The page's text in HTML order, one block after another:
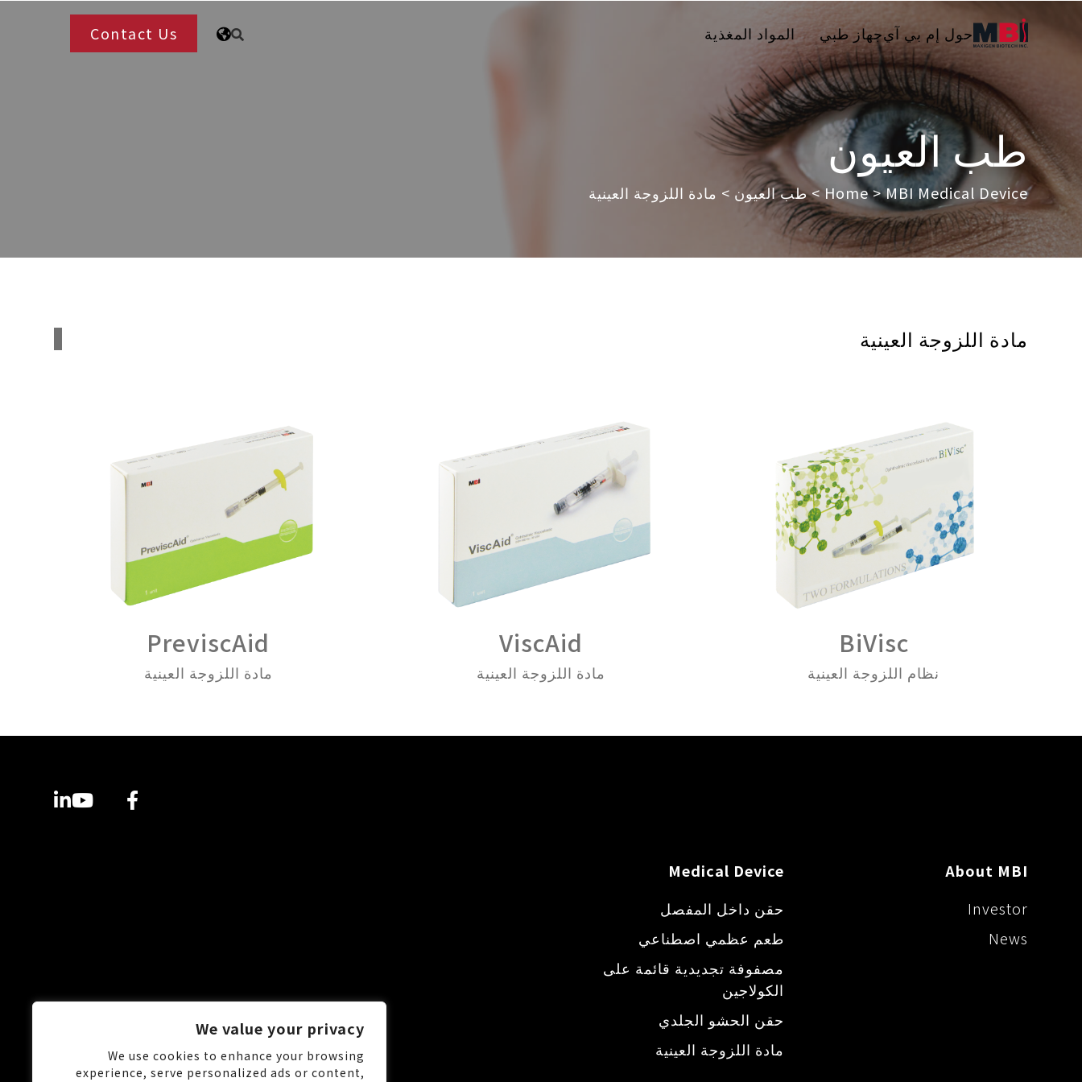
We value your privacy
We use cookies to enhance your browsing
experience, serve personalized ads or content,
حول إم بي آيجهاز طبي المواد المغذية Contact Us
طب العيون
Home>MBI Medical Device
>طب العيون > مادة اللزوجة العينية
مادة اللزوجة العينية
BiVisc
نظام اللزوجة العينية
ViscAid
مادة اللزوجة العينية
PreviscAid
مادة اللزوجة العينية
About MBI
Investor
News
Medical Device
حقن داخل المفصل
طعم عظمي اصطناعي
مصفوفة تجديدية قائمة على
الكولاجين
حقن الحشو الجلدي
مادة اللزوجة العينية